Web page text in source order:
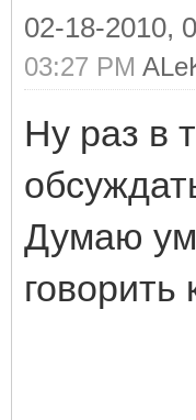
02-18-2010,
03:27 PM
Ну раз в
Думаю
говорить